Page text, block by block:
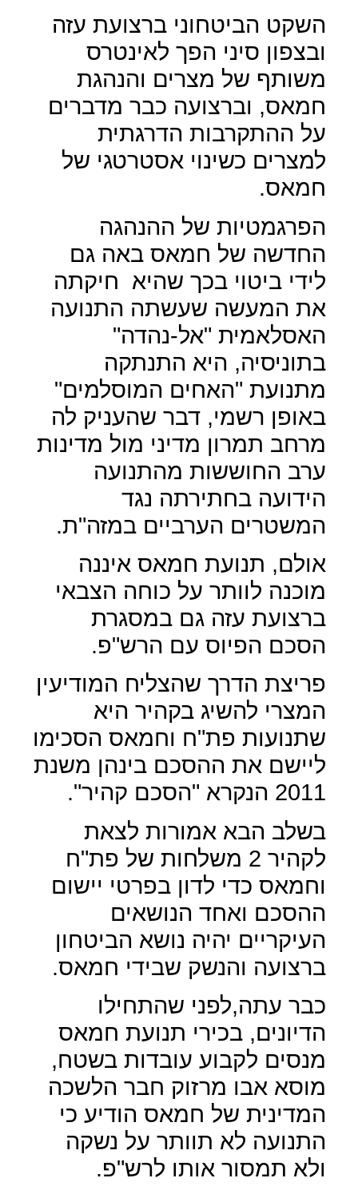
השקט הביטחוני ברצועת עזה
ובצפון סיני הפך לאינטרס
משותף של מצרים והנהגת
חמאס, וברצועה כבר מדברים
על ההתקרבות הדרגתית
למצרים כשינוי אסטרטגי של
חמאס.
הפרגמטיות של ההנהגה
החדשה של חמאס באה גם
לידי ביטוי בכך שהיא חיקתה
את המעשה שעשתה התנועה
האסלאמית "אל-נהדה"
בתוניסיה, היא התנתקה
מתנועת "האחים המוסלמים"
באופן רשמי, דבר שהעניק לה
מרחב תמרון מדיני מול מדינות
ערב החוששות מהתנועה
הידועה בחתירתה נגד
המשטרים הערביים במזה"ת.
אולם, תנועת חמאס איננה
מוכנה לוותר על כוחה הצבאי
ברצועת עזה גם במסגרת
הסכם הפיוס עם הרש"פ.
פריצת הדרך שהצליח המודיעין
המצרי להשיג בקהיר היא
שתנועות פת"ח וחמאס הסכימו
ליישם את ההסכם בינהן משנת
2011 הנקרא "הסכם קהיר".
בשלב הבא אמורות לצאת
לקהיר 2 משלחות של פת"ח
וחמאס כדי לדון בפרטי יישום
ההסכם ואחד הנושאים
העיקריים יהיה נושא הביטחון
ברצועה והנשק שבידי חמאס.
כבר עתה,לפני שהתחילו
הדיונים, בכירי תנועת חמאס
מנסים לקבוע עובדות בשטח,
מוסא אבו מרזוק חבר הלשכה
המדינית של חמאס הודיע כי
התנועה לא תוותר על נשקה
ולא תמסור אותו לרש"פ.